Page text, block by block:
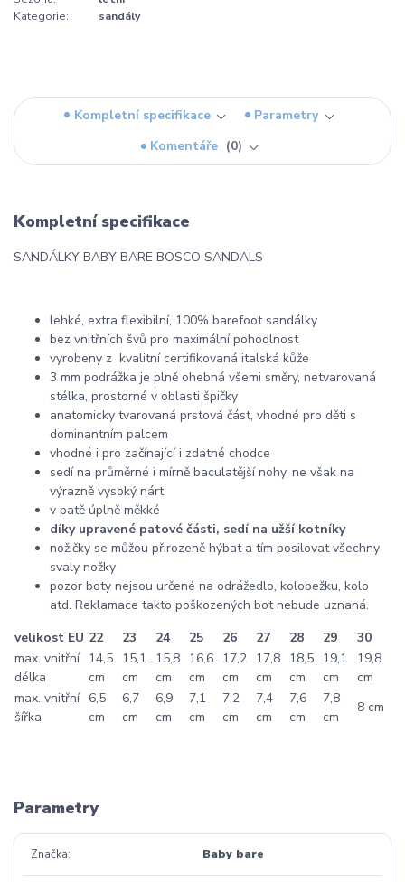
Kategorie:
sandály
Kompletní specifikace
Parametry
Komentáře
0
Kompletní specifikace
SANDÁLKY BABY BARE BOSCO SANDALS
lehké, extra flexibilní, 100% barefoot sandálky
bez vnitřních švů pro maximální pohodlnost
vyrobeny z kvalitní certifikovaná italská kůže
3 mm podrážka je plně ohebná všemi směry, netvarovaná
stélka, prostorné v oblasti špičky
anatomicky tvarovaná prstová část, vhodné pro děti s
dominantním palcem
vhodné i pro začínající i zdatné chodce
sedí na průměrné i mírně baculatější nohy, ne však na
výrazně vysoký nárt
v patě úplně měkké
díky upravené patové části, sedí na užší kotníky
nožičky se můžou přirozeně hýbat a tím posilovat všechny
svaly nožky
pozor boty nejsou určené na odrážedlo, kolobežku, kolo
atd. Reklamace takto poškozených bot nebude uznaná.
velikost EU 22 23 24 25 26 27 28 29
30
max. vnitřní
délka
14,5
cm
15,1
cm
15,8
cm
16,6
cm
17,2
cm
17,8
cm
18,5
cm
19,1
cm
19,8
cm
max. vnitřní
šířka
6,5
cm
6,7
cm
6,9
cm
7,1
cm
7,2
cm
7,4
cm
7,6
cm
7,8
cm
8 cm
Parametry
Značka Baby bare